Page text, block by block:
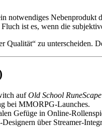
notwendiges Nebenprodukt
ist es, wenn die
Qualität“ zu
aufOld School RuneScape
bei MMORPG-Launches.
Gefüge in Online-
über Streamer-